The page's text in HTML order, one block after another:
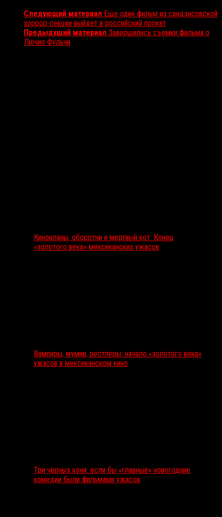
Следующий материал Еще один фильм из сандэнсовской
хоррор-секции выйдет в российский прокат
Предыдущий материал Завершились съемки фильма о
Лючио Фульчи
Кинокланы, оборотни и мертвый кот: Конец
«золотого века» мексиканских ужасов
Вампиры, мумии, рестлеры: начало «золотого века»
ужасов в мексиканском кино
Три чёрных коня: если бы «главные» новогодние
комедии были фильмами ужасов